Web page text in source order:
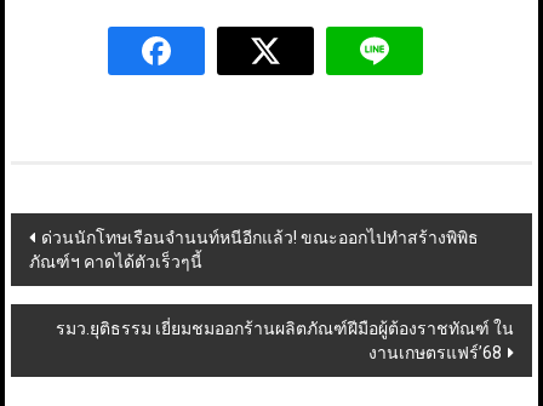
Post
navigation
ด่วนนักโทษเรือนจำนนท์หนีอีกแล้ว! ขณะออกไปทำสร้างพิพิธ
ภัณฑ์ฯ คาดได้ตัวเร็วๆนี้
รมว.ยุติธรรม เยี่ยมชมออกร้านผลิตภัณฑ์ฝีมือผู้ต้องราชทัณฑ์ ใน
งานเกษตรแฟร์’68